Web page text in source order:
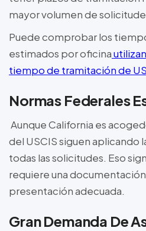
mayor volumen de
Puede comprobar los
estimados por oficina
tiempo de tramitación de
Normas Federales
Aunque California es
del USCIS siguen aplicando
todas las solicitudes. Eso
requiere una documentación
presentación adecuada.
Gran Demanda De